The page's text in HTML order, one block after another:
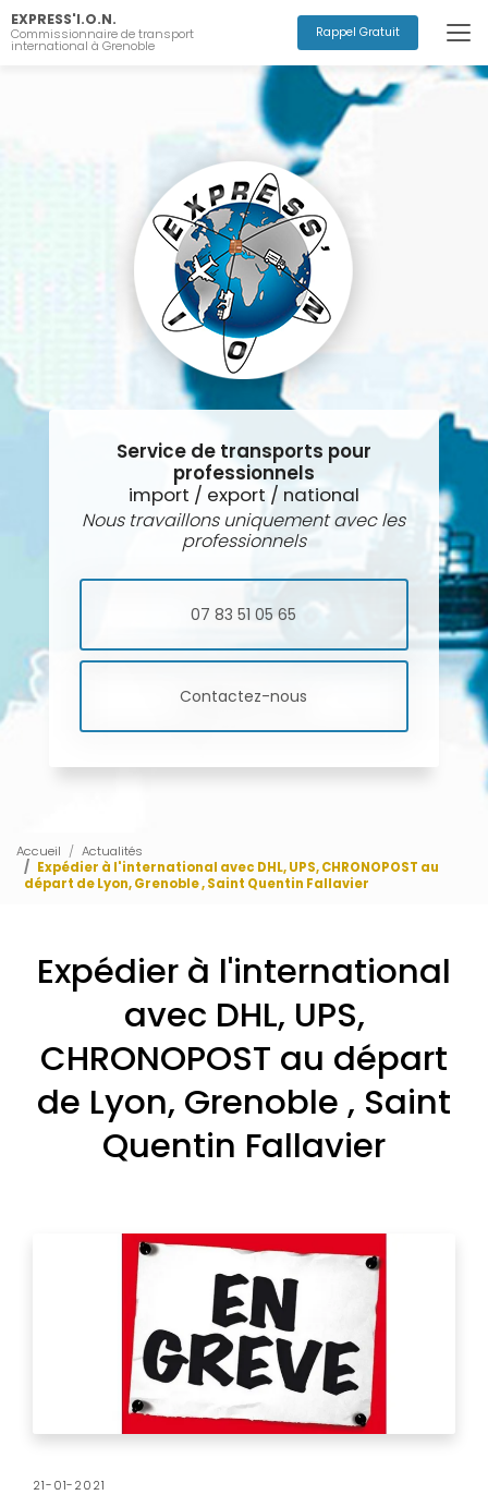
Aller
au
contenu
EXPRESS'I.O.N.
Commissionnaire de transport
international à Grenoble
Rappel Gratuit
Service de transports pour
professionnels
import / export / national
Nous travaillons uniquement avec les
professionnels
07 83 51 05 65
Contactez-nous
Accueil
Actualités
Expédier à l'international avec DHL, UPS, CHRONOPOST au
départ de Lyon, Grenoble , Saint Quentin Fallavier
Expédier à l'international
avec DHL, UPS,
CHRONOPOST au départ
de Lyon, Grenoble , Saint
Quentin Fallavier
21-01-2021